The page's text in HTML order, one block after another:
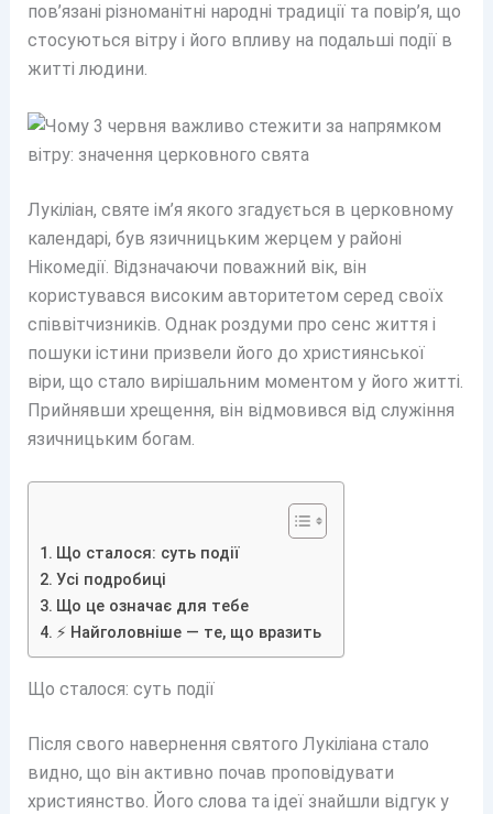
пов’язані різноманітні народні традиції та повір’я, що
стосуються вітру і його впливу на подальші події в
житті людини.
Лукіліан, святе ім’я якого згадується в церковному
календарі, був язичницьким жерцем у районі
Нікомедії. Відзначаючи поважний вік, він
користувався високим авторитетом серед своїх
співвітчизників. Однак роздуми про сенс життя і
пошуки істини призвели його до християнської
віри, що стало вирішальним моментом у його житті.
Прийнявши хрещення, він відмовився від служіння
язичницьким богам.
Що сталося: суть події
Усі подробиці
Що це означає для тебе
⚡ Найголовніше — те, що вразить
Що сталося: суть події
Після свого навернення святого Лукіліана стало
видно, що він активно почав проповідувати
християнство. Його слова та ідеї знайшли відгук у